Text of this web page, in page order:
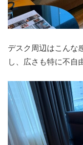
デスク周辺はこんな
し、広さも特に不自